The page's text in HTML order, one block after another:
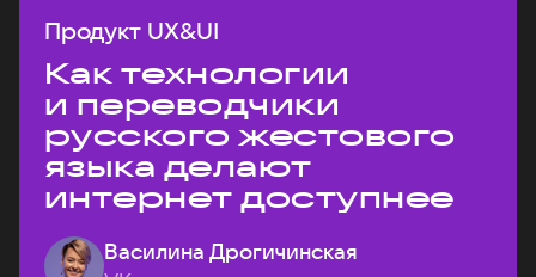
Продукт UX&UI
Как технологии
и переводчики
русского жестового
языка делают
интернет доступнее
Василина Дрогичинская